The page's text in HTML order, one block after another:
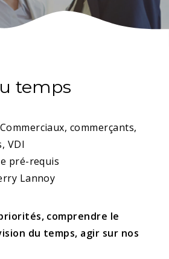
temps
commerçants,
VDI
pré-requis
Lannoy
comprendre le
du temps, agir sur nos